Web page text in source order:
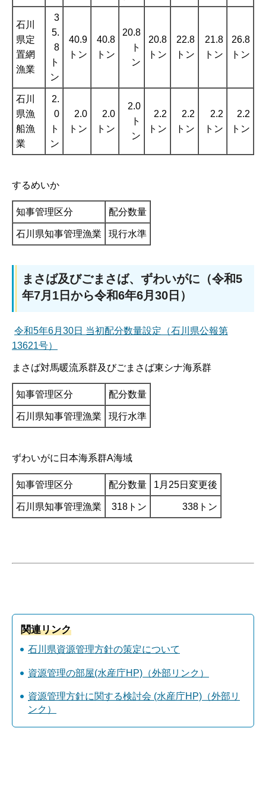
石川
県定
置網
漁業
3
5.
8
ト
ン
40.9
トン
40.8
トン
20.8
ト
ン
20.8
トン
22.8
トン
21.8
トン
26.8
トン
石川
県漁
船漁
業
2.
0
ト
ン
2.0
トン
2.0
トン
2.0
ト
ン
2.2
トン
2.2
トン
2.2
トン
2.2
トン
するめいか
知事管理区分 配分数量
石川県知事管理漁業 現行水準
まさば及びごまさば、ずわいがに（令和5
年7月1日から令和6年6月30日）
令和5年6月30日 当初配分数量設定（石川県公報第
13621号）
まさば対馬暖流系群及びごまさば東シナ海系群
知事管理区分 配分数量
石川県知事管理漁業 現行水準
ずわいがに日本海系群A海域
知事管理区分 配分数量 1月25日変更後
石川県知事管理漁業 318トン 338トン
関連リンク
石川県資源管理方針の策定について
資源管理の部屋(水産庁HP)（外部リンク）
資源管理方針に関する検討会 (水産庁HP)（外部リ
ンク）